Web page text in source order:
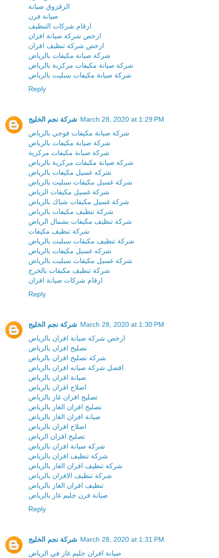
الزقزوق صيانة
صيانة فرن
ارقام شركات التنظيف
ارخص شركة صيانة افران
ارخص شركة تنظيف افران
شركة صيانة مكيفات بالرياض
شركة صيانة مكيفات مركزية بالرياض
شركة صيانة مكيفات سبليت بالرياض
Reply
شركة نجم الخليج March 28, 2020 at 1:29 PM
شركة صيانة مكيفات فوجي بالرياض
شركة صيانة مكيفات بالرياض
شركة صيانة مكيفات مركزية
شركة صيانة مكيفات مركزية بالرياض
شركه غسيل مكيفات بالرياض
شركة غسيل مكيفات سبليت بالرياض
شركة غسيل مكيفات الرياض
شركة غسيل مكيفات شباك بالرياض
شركة تنظيف مكيفات بالرياض
شركة تنظيف مكيفات بشمال الرياض
شركة تنظيف مكيفات
شركة تنظيف مكيفات سبليت بالرياض
شركه غسيل مكيفات بالرياض
شركة غسيل مكيفات سبليت بالرياض
شركة تنظيف مكيفات بالخرج
ارقام شركات صيانة افران
Reply
شركة نجم الخليج March 28, 2020 at 1:30 PM
ارخص شركة صيانة افران بالرياض
تصليح افران بالرياض
شركة تصليح افران بالرياض
افضل شركة صيانه افران بالرياض
صيانة افران بالرياض
اصلاح افران بالرياض
تصليح افران غاز بالرياض
تصليح افران الغاز بالرياض
صيانة افران الغاز بالرياض
اصلاح افران بالرياض
تصليح افران الرياض
شركة صيانة افران بالرياض
شركة تنظيف افران بالرياض
شركة تنظيف افران الغاز بالرياض
شركة تنظيف الافران بالرياض
تنظيف افران الغاز بالرياض
صيانة فرن جليم غاز بالرياض
Reply
شركة نجم الخليج March 28, 2020 at 1:31 PM
صيانة افران جليم غاز في الرياض